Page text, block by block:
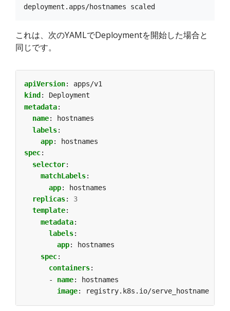
これは、次のYAMLでDeploymentを開始した場合と
同じです。
apiVersion:
apps/v1
kind :
Deployment
metadata:
name:
hostnames
labels:
app:
hostnames
spec:
selector:
matchLabels:
app:
hostnames
replicas:
3
template:
metadata:
labels:
app:
hostnames
spec:
containers:
- name:
hostnames
image: registry.k8s.io/serve_hostname